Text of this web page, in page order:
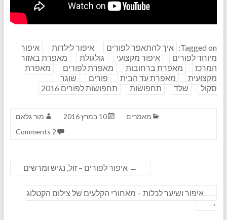
Tagged on: איך להתאפר לפורים איפור לילדות
איפור
מיוחד לפורים
איפור מקצועי גולגולת
מאפרת באזור
המרכז
מאפרת ברחובות מאפרת לפורים
מאפרת
מקצועית
מאפרת עד הבית פורים
שוגר
סקול
שלד תחפושות תחפושות לפורים 2016
מור גלאם 10 במרץ 2016
מאמרים
2 Comments
← איפור לפורים – זול, נגיש ומרשים
איפור ושיער לכלות – מאחורי הקלעים של צילום הקטלוג
→